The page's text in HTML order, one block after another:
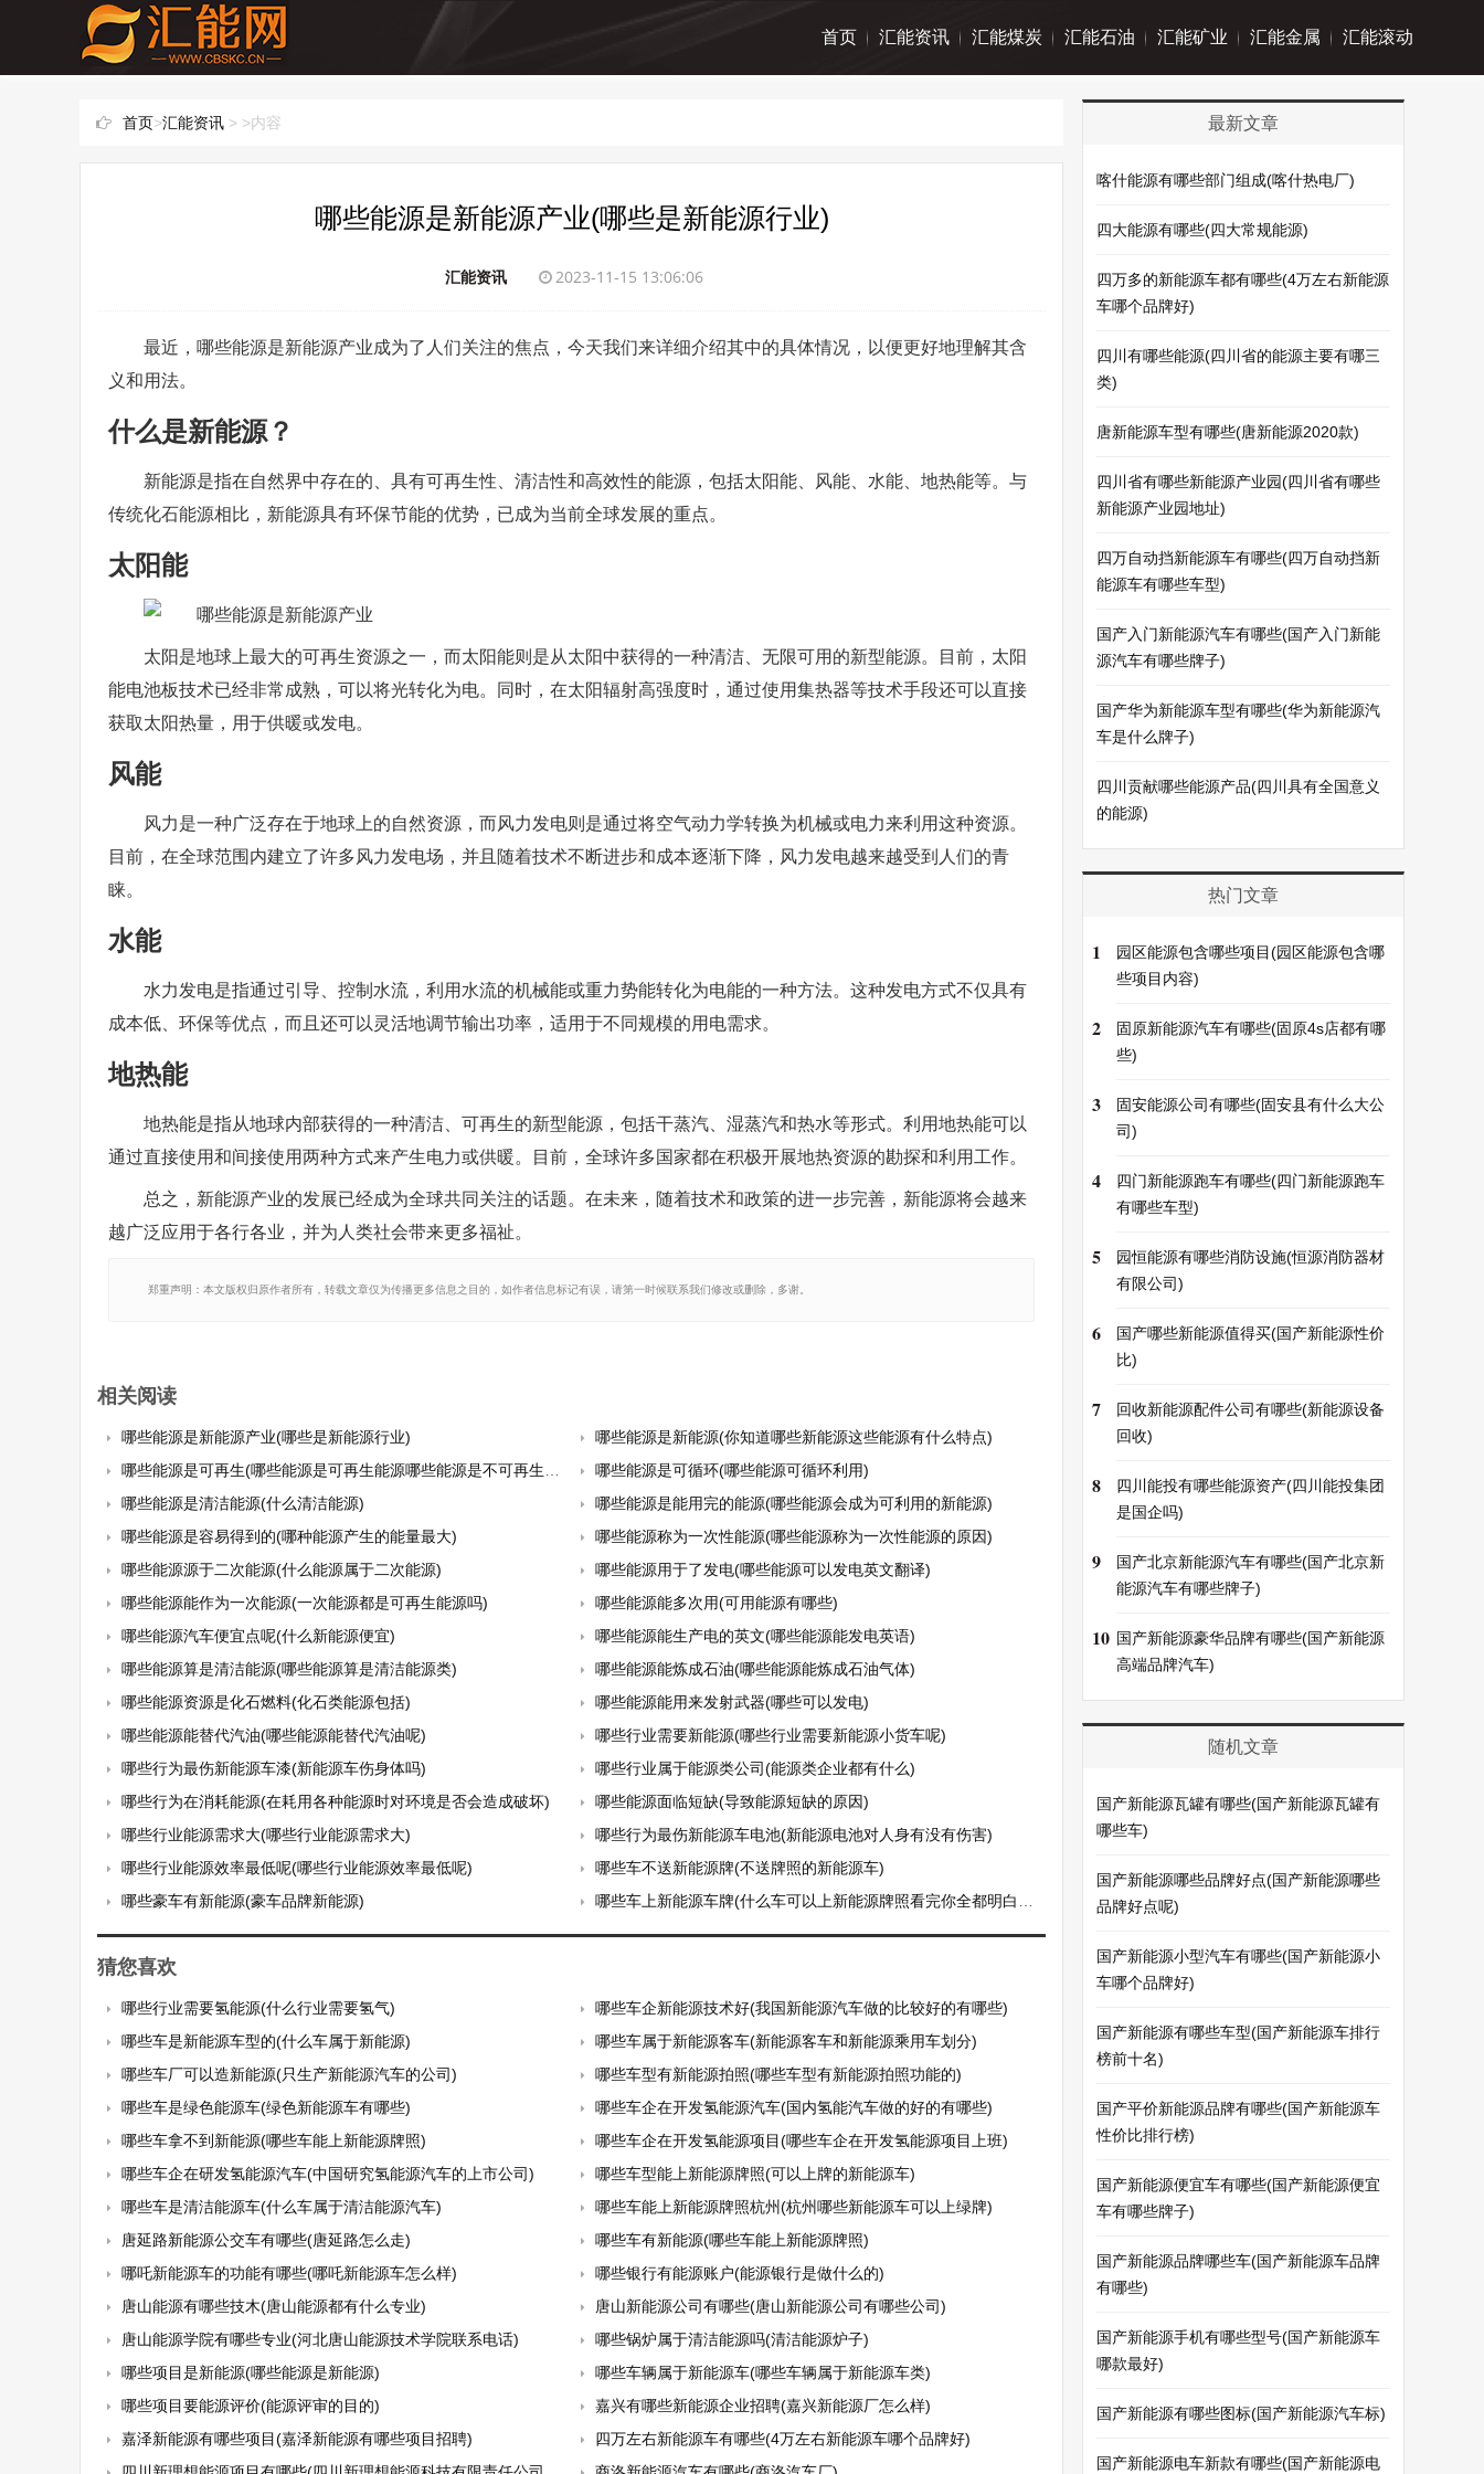
首页 汇能资讯 汇能煤炭 汇能石油 汇能矿业 汇能金属 汇能滚动
首页>汇能资讯 > >内容
哪些能源是新能源产业(哪些是新能源行业)
汇能资讯 2023-11-15 13:06:06
最近，哪些能源是新能源产业成为了人们关注的焦点，今天我们来详细介绍其中的具体情况，以便更好地理解其含
义和用法。
什么是新能源？
新能源是指在自然界中存在的、具有可再生性、清洁性和高效性的能源，包括太阳能、风能、水能、地热能等。与
传统化石能源相比，新能源具有环保节能的优势，已成为当前全球发展的重点。
太阳能
太阳是地球上最大的可再生资源之一，而太阳能则是从太阳中获得的一种清洁、无限可用的新型能源。目前，太阳
能电池板技术已经非常成熟，可以将光转化为电。同时，在太阳辐射高强度时，通过使用集热器等技术手段还可以直接
获取太阳热量，用于供暖或发电。
风能
风力是一种广泛存在于地球上的自然资源，而风力发电则是通过将空气动力学转换为机械或电力来利用这种资源。
目前，在全球范围内建立了许多风力发电场，并且随着技术不断进步和成本逐渐下降，风力发电越来越受到人们的青
睐。
水能
水力发电是指通过引导、控制水流，利用水流的机械能或重力势能转化为电能的一种方法。这种发电方式不仅具有
成本低、环保等优点，而且还可以灵活地调节输出功率，适用于不同规模的用电需求。
地热能
地热能是指从地球内部获得的一种清洁、可再生的新型能源，包括干蒸汽、湿蒸汽和热水等形式。利用地热能可以
通过直接使用和间接使用两种方式来产生电力或供暖。目前，全球许多国家都在积极开展地热资源的勘探和利用工作。
总之，新能源产业的发展已经成为全球共同关注的话题。在未来，随着技术和政策的进一步完善，新能源将会越来
越广泛应用于各行各业，并为人类社会带来更多福祉。
郑重声明：本文版权归原作者所有，转载文章仅为传播更多信息之目的，如作者信息标记有误，请第一时候联系我们修改或删除，多谢。
相关阅读
哪些能源是新能源产业(哪些是新能源行业)
哪些能源是新能源(你知道哪些新能源这些能源有什么特点)
哪些能源是可再生(哪些能源是可再生能源哪些能源是不可再生能源)
哪些能源是可循环(哪些能源可循环利用)
哪些能源是清洁能源(什么清洁能源)
哪些能源是能用完的能源(哪些能源会成为可利用的新能源)
哪些能源是容易得到的(哪种能源产生的能量最大)
哪些能源称为一次性能源(哪些能源称为一次性能源的原因)
哪些能源源于二次能源(什么能源属于二次能源)
哪些能源用于了发电(哪些能源可以发电英文翻译)
哪些能源能作为一次能源(一次能源都是可再生能源吗)
哪些能源能多次用(可用能源有哪些)
哪些能源汽车便宜点呢(什么新能源便宜)
哪些能源能生产电的英文(哪些能源能发电英语)
哪些能源算是清洁能源(哪些能源算是清洁能源类)
哪些能源能炼成石油(哪些能源能炼成石油气体)
哪些能源资源是化石燃料(化石类能源包括)
哪些能源能用来发射武器(哪些可以发电)
哪些能源能替代汽油(哪些能源能替代汽油呢)
哪些行业需要新能源(哪些行业需要新能源小货车呢)
哪些行为最伤新能源车漆(新能源车伤身体吗)
哪些行业属于能源类公司(能源类企业都有什么)
哪些行为在消耗能源(在耗用各种能源时对环境是否会造成破坏)
哪些能源面临短缺(导致能源短缺的原因)
哪些行业能源需求大(哪些行业能源需求大)
哪些行为最伤新能源车电池(新能源电池对人身有没有伤害)
哪些行业能源效率最低呢(哪些行业能源效率最低呢)
哪些车不送新能源牌(不送牌照的新能源车)
哪些豪车有新能源(豪车品牌新能源)
哪些车上新能源车牌(什么车可以上新能源牌照看完你全都明白了)
猜您喜欢
哪些行业需要氢能源(什么行业需要氢气)
哪些车企新能源技术好(我国新能源汽车做的比较好的有哪些)
哪些车是新能源车型的(什么车属于新能源)
哪些车属于新能源客车(新能源客车和新能源乘用车划分)
哪些车厂可以造新能源(只生产新能源汽车的公司)
哪些车型有新能源拍照(哪些车型有新能源拍照功能的)
哪些车是绿色能源车(绿色新能源车有哪些)
哪些车企在开发氢能源汽车(国内氢能汽车做的好的有哪些)
哪些车拿不到新能源(哪些车能上新能源牌照)
哪些车企在开发氢能源项目(哪些车企在开发氢能源项目上班)
哪些车企在研发氢能源汽车(中国研究氢能源汽车的上市公司)
哪些车型能上新能源牌照(可以上牌的新能源车)
哪些车是清洁能源车(什么车属于清洁能源汽车)
哪些车能上新能源牌照杭州(杭州哪些新能源车可以上绿牌)
唐延路新能源公交车有哪些(唐延路怎么走)
哪些车有新能源(哪些车能上新能源牌照)
哪吒新能源车的功能有哪些(哪吒新能源车怎么样)
哪些银行有能源账户(能源银行是做什么的)
唐山能源有哪些技木(唐山能源都有什么专业)
唐山新能源公司有哪些(唐山新能源公司有哪些公司)
唐山能源学院有哪些专业(河北唐山能源技术学院联系电话)
哪些锅炉属于清洁能源吗(清洁能源炉子)
哪些项目是新能源(哪些能源是新能源)
哪些车辆属于新能源车(哪些车辆属于新能源车类)
哪些项目要能源评价(能源评审的目的)
嘉兴有哪些新能源企业招聘(嘉兴新能源厂怎么样)
嘉泽新能源有哪些项目(嘉泽新能源有哪些项目招聘)
四万左右新能源车有哪些(4万左右新能源车哪个品牌好)
最新文章
喀什能源有哪些部门组成(喀什热电厂)
四大能源有哪些(四大常规能源)
四万多的新能源车都有哪些(4万左右新能源
车哪个品牌好)
四川有哪些能源(四川省的能源主要有哪三
类)
唐新能源车型有哪些(唐新能源2020款)
四川省有哪些新能源产业园(四川省有哪些
新能源产业园地址)
四万自动挡新能源车有哪些(四万自动挡新
能源车有哪些车型)
国产入门新能源汽车有哪些(国产入门新能
源汽车有哪些牌子)
国产华为新能源车型有哪些(华为新能源汽
车是什么牌子)
四川贡献哪些能源产品(四川具有全国意义
的能源)
热门文章
1
园区能源包含哪些项目(园区能源包含哪
些项目内容)
2
固原新能源汽车有哪些(固原4s店都有哪
些)
3
固安能源公司有哪些(固安县有什么大公
司)
4
四门新能源跑车有哪些(四门新能源跑车
有哪些车型)
5
园恒能源有哪些消防设施(恒源消防器材
有限公司)
6
国产哪些新能源值得买(国产新能源性价
比)
7
回收新能源配件公司有哪些(新能源设备
回收)
8
四川能投有哪些能源资产(四川能投集团
是国企吗)
9
国产北京新能源汽车有哪些(国产北京新
能源汽车有哪些牌子)
10 国产新能源豪华品牌有哪些(国产新能源
高端品牌汽车)
随机文章
国产新能源瓦罐有哪些(国产新能源瓦罐有
哪些车)
国产新能源哪些品牌好点(国产新能源哪些
品牌好点呢)
国产新能源小型汽车有哪些(国产新能源小
车哪个品牌好)
国产新能源有哪些车型(国产新能源车排行
榜前十名)
国产平价新能源品牌有哪些(国产新能源车
性价比排行榜)
国产新能源便宜车有哪些(国产新能源便宜
车有哪些牌子)
国产新能源品牌哪些车(国产新能源车品牌
有哪些)
国产新能源手机有哪些型号(国产新能源车
哪款最好)
国产新能源有哪些图标(国产新能源汽车标)
国产新能源电车新款有哪些(国产新能源电